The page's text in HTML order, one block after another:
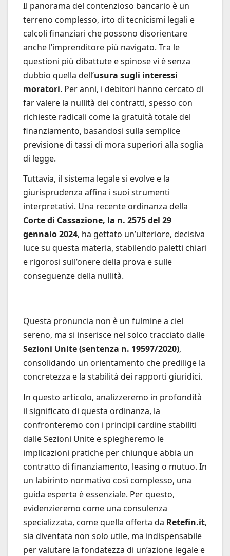
Il panorama del contenzioso bancario è un
terreno complesso, irto di tecnicismi legali e
calcoli finanziari che possono disorientare
anche l’imprenditore più navigato. Tra le
questioni più dibattute e spinose vi è senza
dubbio quella dell’usura sugli interessi
moratori. Per anni, i debitori hanno cercato di
far valere la nullità dei contratti, spesso con
richieste radicali come la gratuità totale del
finanziamento, basandosi sulla semplice
previsione di tassi di mora superiori alla soglia
di legge.
Tuttavia, il sistema legale si evolve e la
giurisprudenza affina i suoi strumenti
interpretativi. Una recente ordinanza della
Corte di Cassazione, la n. 2575 del 29
gennaio 2024, ha gettato un’ulteriore, decisiva
luce su questa materia, stabilendo paletti chiari
e rigorosi sull’onere della prova e sulle
conseguenze della nullità.
Questa pronuncia non è un fulmine a ciel
sereno, ma si inserisce nel solco tracciato dalle
Sezioni Unite (sentenza n. 19597/2020),
consolidando un orientamento che predilige la
concretezza e la stabilità dei rapporti giuridici.
In questo articolo, analizzeremo in profondità
il significato di questa ordinanza, la
confronteremo con i principi cardine stabiliti
dalle Sezioni Unite e spiegheremo le
implicazioni pratiche per chiunque abbia un
contratto di finanziamento, leasing o mutuo. In
un labirinto normativo così complesso, una
guida esperta è essenziale. Per questo,
evidenzieremo come una consulenza
specializzata, come quella offerta da Retefin.it,
sia diventata non solo utile, ma indispensabile
per valutare la fondatezza di un’azione legale e